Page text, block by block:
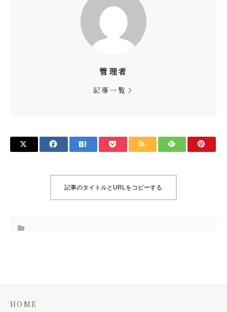
管理者
記事一覧
記事のタイトルとURLをコピーする
HOME